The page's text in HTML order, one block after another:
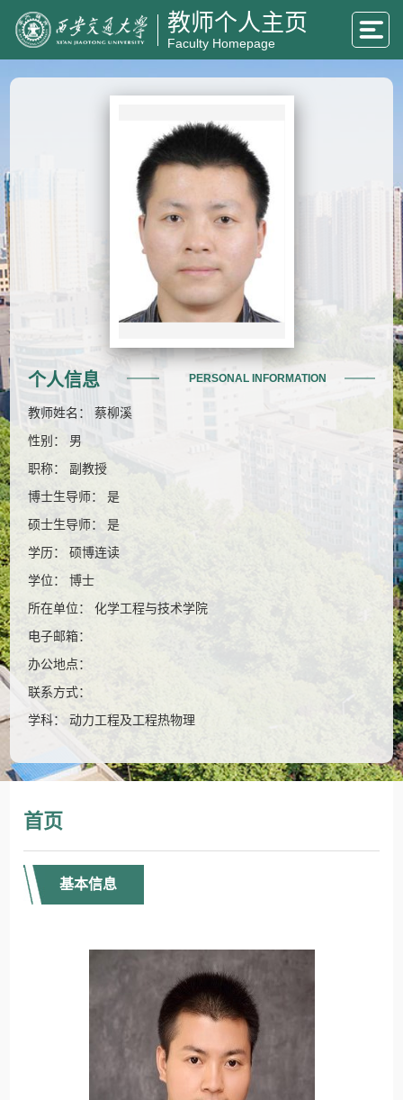
教师个人主页
Faculty Homepage
个人信息 PERSONAL INFORMATION
教师姓名： 蔡柳溪
性别： 男
职称： 副教授
博士生导师： 是
硕士生导师： 是
学历： 硕博连读
学位： 博士
所在单位： 化学工程与技术学院
电子邮箱：
办公地点：
联系方式：
学科： 动力工程及工程热物理
首页
基本信息